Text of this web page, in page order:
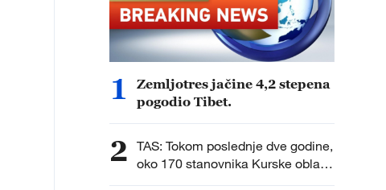
1
Zemljotres jačine 4,2 stepena
pogodio Tibet.
2 TAS: Tokom poslednje dve godine,
oko 170 stanovnika Kurske oblasti
vraćeno je u Rusiju sa teritorije